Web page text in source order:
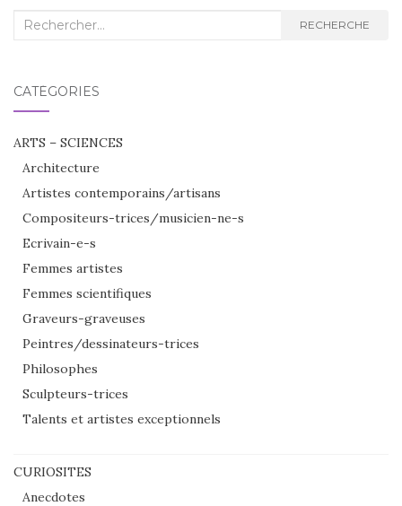
Recherche
RECHERCHE
CATÉGORIES
ARTS – SCIENCES
Architecture
Artistes contemporains/artisans
Compositeurs-trices/musicien-ne-s
Ecrivain-e-s
Femmes artistes
Femmes scientifiques
Graveurs-graveuses
Peintres/dessinateurs-trices
Philosophes
Sculpteurs-trices
Talents et artistes exceptionnels
CURIOSITES
Anecdotes